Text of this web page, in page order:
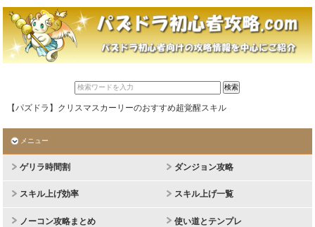
【パズドラ】クリスマスカーリーのおすすめ超覚醒スキル
メニュー
ゲリラ時間割 ダンジョン攻略
スキル上げ効率 スキル上げ一覧
ノーコン攻略まとめ 使い道とテンプレ